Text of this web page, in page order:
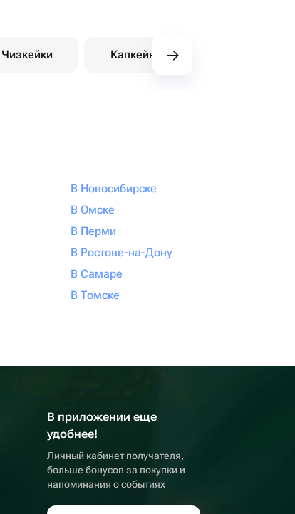
Чизкейки Капкейки
В Новосибирске
В Омске
В Перми
В Ростове-на-Дону
В Самаре
В Томске
В приложении еще
удобнее!
Личный кабинет получателя,
больше бонусов за покупки и
напоминания о событиях